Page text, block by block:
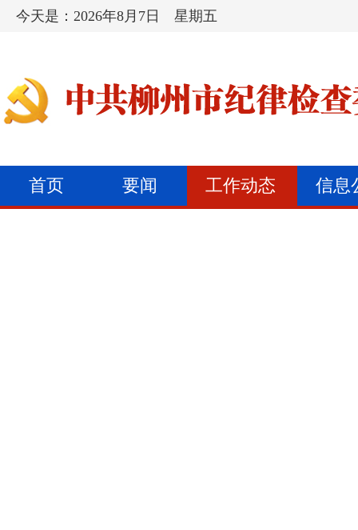
今天是： 2026年8月7日 星期五
首页 要闻 工作动态 信息